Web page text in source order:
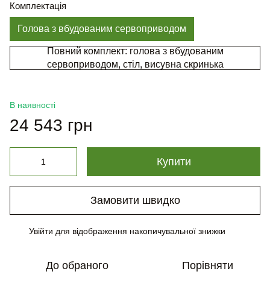
Комплектація
Голова з вбудованим сервоприводом
Повний комплект: голова з вбудованим
сервоприводом, стіл, висувна скринька
В наявності
24 543 грн
Купити
Замовити швидко
Увійти для відображення накопичувальної знижки
До обраного Порівняти